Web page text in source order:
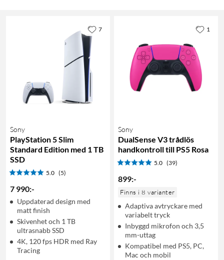
Sony
PlayStation 5 Slim
Standard Edition med 1 TB
SSD
5.0 (5)
7 990:-
Uppdaterad design med
matt finish
Skivenhet och 1 TB
ultrasnabb SSD
4K, 120 fps HDR med Ray
Tracing
7
Sony
DualSense V3 trådlös
handkontroll till PS5 Rosa
5.0 (39)
899:-
Finns i 8 varianter
Adaptiva avtryckare med
variabelt tryck
Inbyggd mikrofon och 3,5
mm-uttag
Kompatibel med PS5, PC,
Mac och mobil
1